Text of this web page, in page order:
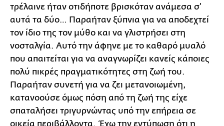
τρέλαινε ήταν οτιδήποτε βρισκόταν ανάμεσα σ’
αυτά τα δύο… Παραήταν ξύπνια για να αποδεχτεί
τον ίδιο της τον μύθο και να γλιστρήσει στη
νοσταλγία. Αυτό την άφηνε με το καθαρό μυαλό
που απαιτείται για να αναγνωρίζει κανείς κάποιες
πολύ πικρές πραγματικότητες στη ζωή του.
Παραήταν συνετή για να ζει μετανοιωμένη,
κατανοούσε όμως πόση από τη ζωή της είχε
σπαταλήσει τριγυρνώντας υπό την επήρεια σε
οικεία περιβάλλοντα. Έχω την εντύπωση ότι η